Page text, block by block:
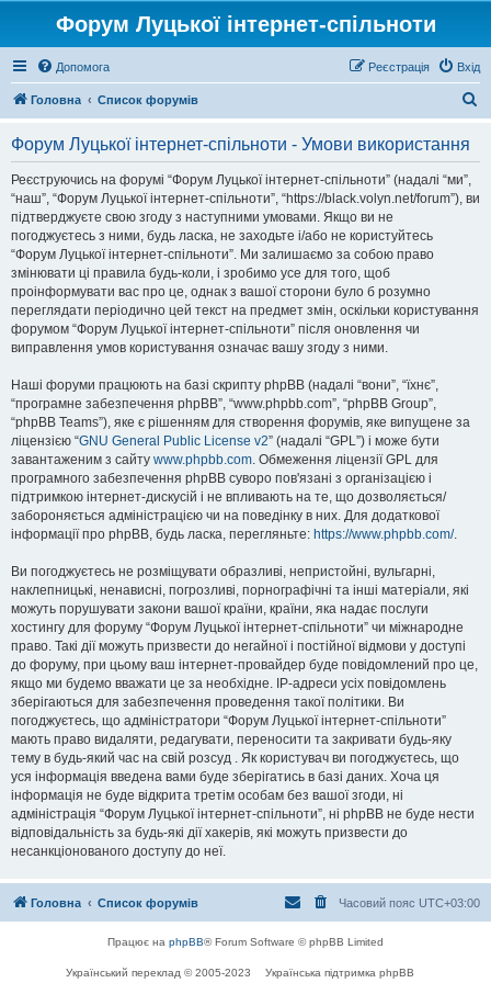
Форум Луцької інтернет-спільноти
Допомога Вхід
Реєстрація
Головна Список форумів
Форум Луцької інтернет-спільноти - Умови використання
Реєструючись на форумі “Форум Луцької інтернет-спільноти” (надалі “ми”,
“наш”, “Форум Луцької інтернет-спільноти”, “https://black.volyn.net/forum”), ви
підтверджуєте свою згоду з наступними умовами. Якщо ви не
погоджуєтесь з ними, будь ласка, не заходьте і/або не користуйтесь
“Форум Луцької інтернет-спільноти”. Ми залишаємо за собою право
змінювати ці правила будь-коли, і зробимо усе для того, щоб
проінформувати вас про це, однак з вашої сторони було б розумно
переглядати періодично цей текст на предмет змін, оскільки користування
форумом “Форум Луцької інтернет-спільноти” після оновлення чи
виправлення умов користування означає вашу згоду з ними.
Наші форуми працюють на базі скрипту phpBB (надалі “вони”, “їхнє”,
“програмне забезпечення phpBB”, “www.phpbb.com”, “phpBB Group”,
“phpBB Teams”), яке є рішенням для створення форумів, яке випущене за
ліцензією “GNU General Public License v2” (надалі “GPL”) і може бути
завантаженим з сайту www.phpbb.com. Обмеження ліцензії GPL для
програмного забезпечення phpBB суворо пов'язані з організацією і
підтримкою інтернет-дискусій і не впливають на те, що дозволяється/
забороняється адміністрацією чи на поведінку в них. Для додаткової
інформації про phpBB, будь ласка, перегляньте: https://www.phpbb.com/.
Ви погоджуєтесь не розміщувати образливі, непристойні, вульгарні,
наклепницькі, ненависні, погрозливі, порнографічні та інші матеріали, які
можуть порушувати закони вашої країни, країни, яка надає послуги
хостингу для форуму “Форум Луцької інтернет-спільноти” чи міжнародне
право. Такі дії можуть призвести до негайної і постійної відмови у доступі
до форуму, при цьому ваш інтернет-провайдер буде повідомлений про це,
якщо ми будемо вважати це за необхідне. IP-адреси усіх повідомлень
зберігаються для забезпечення проведення такої політики. Ви
погоджуєтесь, що адміністратори “Форум Луцької інтернет-спільноти”
мають право видаляти, редагувати, переносити та закривати будь-яку
тему в будь-який час на свій розсуд . Як користувач ви погоджуєтесь, що
уся інформація введена вами буде зберігатись в базі даних. Хоча ця
інформація не буде відкрита третім особам без вашої згоди, ні
адміністрація “Форум Луцької інтернет-спільноти”, ні phpBB не буде нести
відповідальність за будь-які дії хакерів, які можуть призвести до
несанкціонованого доступу до неї.
Головна Список форумів Часовий пояс UTC+03:00
Працює на phpBB® Forum Software © phpBB Limited
Український переклад © 2005-2023 Українська підтримка phpBB